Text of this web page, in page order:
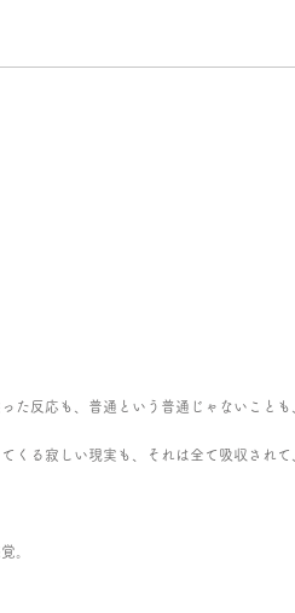
た反応も、普通という普通じゃないこと
くる寂しい現実も、それは全て吸収されて
。